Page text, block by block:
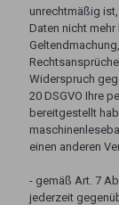
unrechtmäßig
Daten nicht
Widerspruch
20 DSGVO Ihre
bereitgestellt
einen anderen
- gemäß Art. 7
jederzeit